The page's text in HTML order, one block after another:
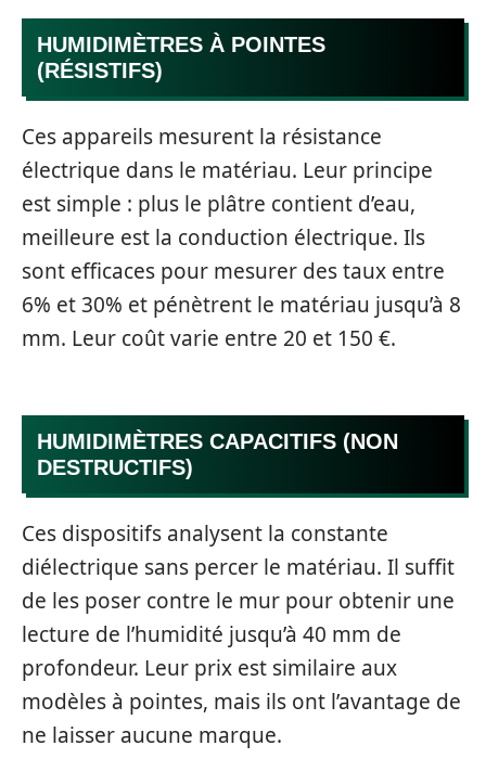
HUMIDIMÈTRES À POINTES
(RÉSISTIFS)
Ces appareils mesurent la résistance
électrique dans le matériau. Leur principe
est simple : plus le plâtre contient d’eau,
meilleure est la conduction électrique. Ils
sont efficaces pour mesurer des taux entre
6% et 30% et pénètrent le matériau jusqu’à 8
mm. Leur coût varie entre 20 et 150 €.
HUMIDIMÈTRES CAPACITIFS (NON
DESTRUCTIFS)
Ces dispositifs analysent la constante
diélectrique sans percer le matériau. Il suffit
de les poser contre le mur pour obtenir une
lecture de l’humidité jusqu’à 40 mm de
profondeur. Leur prix est similaire aux
modèles à pointes, mais ils ont l’avantage de
ne laisser aucune marque.